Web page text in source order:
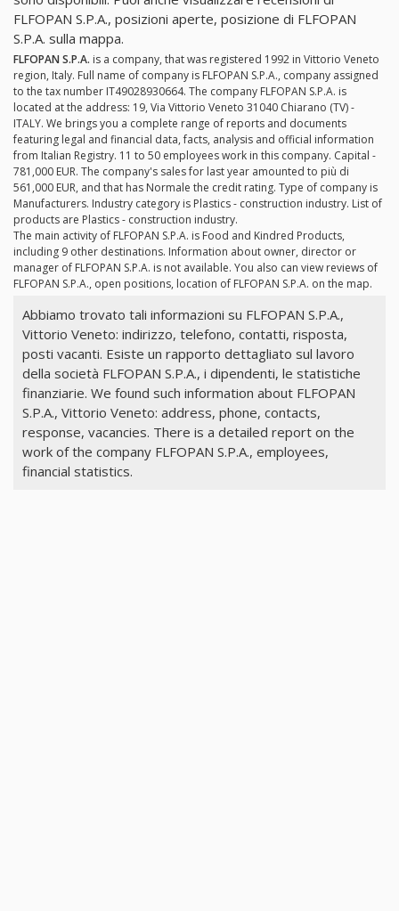
FLFOPAN S.P.A., posizioni aperte, posizione di FLFOPAN
S.P.A. sulla mappa.
FLFOPAN S.P.A. is a company, that was registered 1992 in Vittorio Veneto
region, Italy. Full name of company is FLFOPAN S.P.A., company assigned
to the tax number IT49028930664. The company FLFOPAN S.P.A. is
located at the address: 19, Via Vittorio Veneto 31040 Chiarano (TV) -
ITALY. We brings you a complete range of reports and documents
featuring legal and financial data, facts, analysis and official information
from Italian Registry. 11 to 50 employees work in this company. Capital -
781,000 EUR. The company's sales for last year amounted to più di
561,000 EUR, and that has Normale the credit rating. Type of company is
Manufacturers. Industry category is Plastics - construction industry. List of
products are Plastics - construction industry.
The main activity of FLFOPAN S.P.A. is Food and Kindred Products,
including 9 other destinations. Information about owner, director or
manager of FLFOPAN S.P.A. is not available. You also can view reviews of
FLFOPAN S.P.A., open positions, location of FLFOPAN S.P.A. on the map.
Abbiamo trovato tali informazioni su FLFOPAN S.P.A.,
Vittorio Veneto: indirizzo, telefono, contatti, risposta,
posti vacanti. Esiste un rapporto dettagliato sul lavoro
della società FLFOPAN S.P.A., i dipendenti, le statistiche
finanziarie. We found such information about FLFOPAN
S.P.A., Vittorio Veneto: address, phone, contacts,
response, vacancies. There is a detailed report on the
work of the company FLFOPAN S.P.A., employees,
financial statistics.